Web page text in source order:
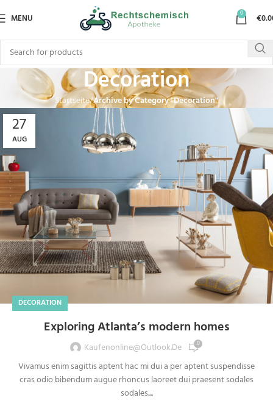
MENU 0 €
Decoration
Startseite Archive by Category "Decoration"
27
AUG
DECORATION
Exploring Atlanta’s modern homes
Kaufenonline@outlook.de 0
Vivamus enim sagittis aptent hac mi dui a per aptent suspendisse
cras odio bibendum augue rhoncus laoreet dui praesent sodales
sodales....